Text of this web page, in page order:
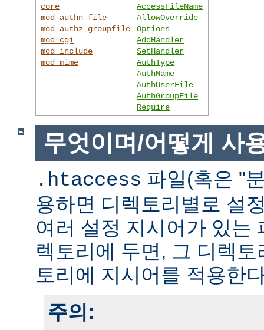
core
mod_authn_file
mod_authz_groupfile
mod_cgi
mod_include
mod_mime
AccessFileName
AllowOverride
Options
AddHandler
SetHandler
AuthType
AuthName
AuthUserFile
AuthGroupFile
Require
무엇이며/어떻게 사
.htaccess 파일(혹은 "
용하면 디렉토리별로 설
여러 설정 지시어가 있는
렉토리에 두면, 그 디렉
토리에 지시어를 적용한
주의: